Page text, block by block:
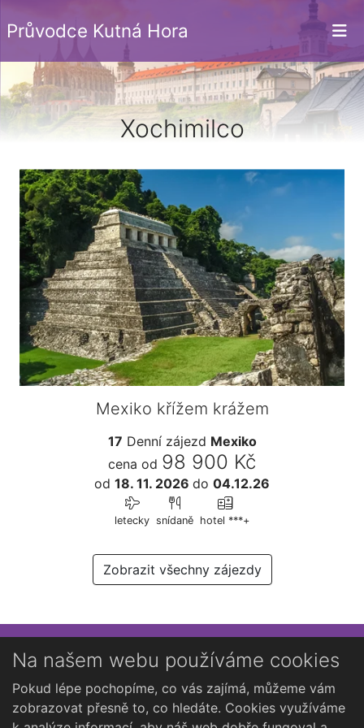
Průvodce Kutná Hora
Xochimilco
Mexiko křížem krážem
17 Denní zájezd Mexiko
cena od 98 900 Kč
od 18. 11. 2026 do 04.12.26
letecky snídaně hotel ***+
Zobrazit všechny zájezdy
Přihlaste se k newsletteru
Chcete dostávat občasné novinky o Kutné Hoře?
Na našem webu používáme cookies
Pokud lépe pochopíme, co vás zajímá, můžeme vám
zobrazovat přesně to, co hledáte. Cookies využíváme